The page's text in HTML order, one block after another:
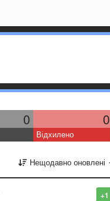
0 0
Відхилено
Нещодавно оновлені
+1